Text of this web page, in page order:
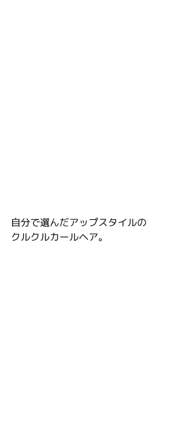
自分で選んだアップスタイルの
クルクルカールヘア。